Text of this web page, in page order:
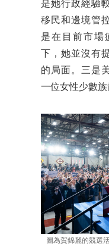
是她行政經驗
移民和邊境管
是在目前市場
下，她並沒有
的局面。三是
一位女性少數族
圖為賀錦麗的競選